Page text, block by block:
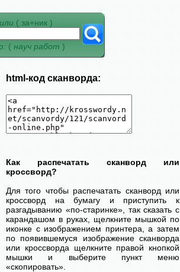
или ( за+ник )
( науч работ )
html-код сканворда:
Как распечатать сканворд или
кроссворд?
Для того чтобы распечатать сканворд или
кроссворд на бумагу и приступить к
разгадыванию «по-старинке», так сказать с
карандашом в руках, щелкните мышкой по
иконке с изображением принтера, а затем
по появившемуся изображение сканворда
или кроссворда щелкните правой кнопкой
мышки и выберите пункт меню
«скопировать».